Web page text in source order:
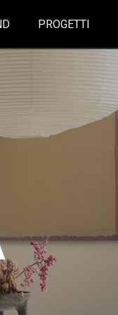
PROGETTI